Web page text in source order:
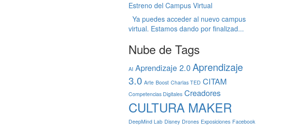
Estreno del Campus Virtual
Ya puedes acceder al nuevo campus
virtual. Estamos dando por finalizad...
Nube de Tags
AI Aprendizaje 2.0Aprendizaje
3.0 Arte Boost Charlas TED CITAM
Competencias Digitales Creadores
CULTURA MAKER
DeepMind Lab Disney Drones Exposiciones Facebook